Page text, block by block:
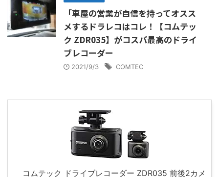
「車屋の営業が自信を持ってオスス
メするドラレコはコレ！【コムテッ
ク ZDR035】がコスパ最高のドライ
ブレコーダー
2021/9/3 COMTEC
コムテック ドライブレコーダー ZDR035 前後2カメ